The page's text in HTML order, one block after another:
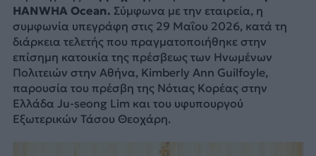
HANWHA Ocean. Σύμφωνα με την εταιρεία, η
συμφωνία υπεγράφη στις 29 Μαΐου 2026, κατά τη
διάρκεια τελετής που πραγματοποιήθηκε στην
επίσημη κατοικία της πρέσβεως των Ηνωμένων
Πολιτειών στην Αθήνα, Kimberly Ann Guilfoyle,
παρουσία του πρέσβη της Νότιας Κορέας στην
Ελλάδα Ju-seong Lim και του υφυπουργού
Εξωτερικών Τάσου Θεοχάρη.